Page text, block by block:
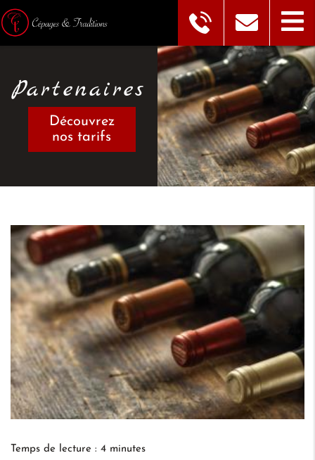
Partenaires
Découvrez
nos tarifs
Temps de lecture : 4 minutes